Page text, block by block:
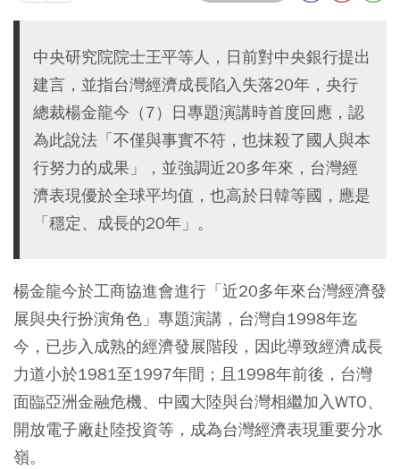
中央研究院院士王平等人，日前對中央銀行提出
建言，並指台灣經濟成長陷入失落20年，央行
總裁楊金龍今（7）日專題演講時首度回應，認
為此說法「不僅與事實不符，也抹殺了國人與本
行努力的成果」，並強調近20多年來，台灣經
濟表現優於全球平均值，也高於日韓等國，應是
「穩定、成長的20年」。
楊金龍今於工商協進會進行「近20多年來台灣經濟發
展與央行扮演角色」專題演講，台灣自1998年迄
今，已步入成熟的經濟發展階段，因此導致經濟成長
力道小於1981至1997年間；且1998年前後，台灣
面臨亞洲金融危機、中國大陸與台灣相繼加入WTO、
開放電子廠赴陸投資等，成為台灣經濟表現重要分水
嶺。